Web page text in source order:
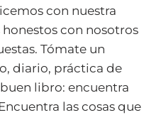
con nuestra
con nosotros
Tómate un
diario, práctica de
libro: encuentra
las cosas que